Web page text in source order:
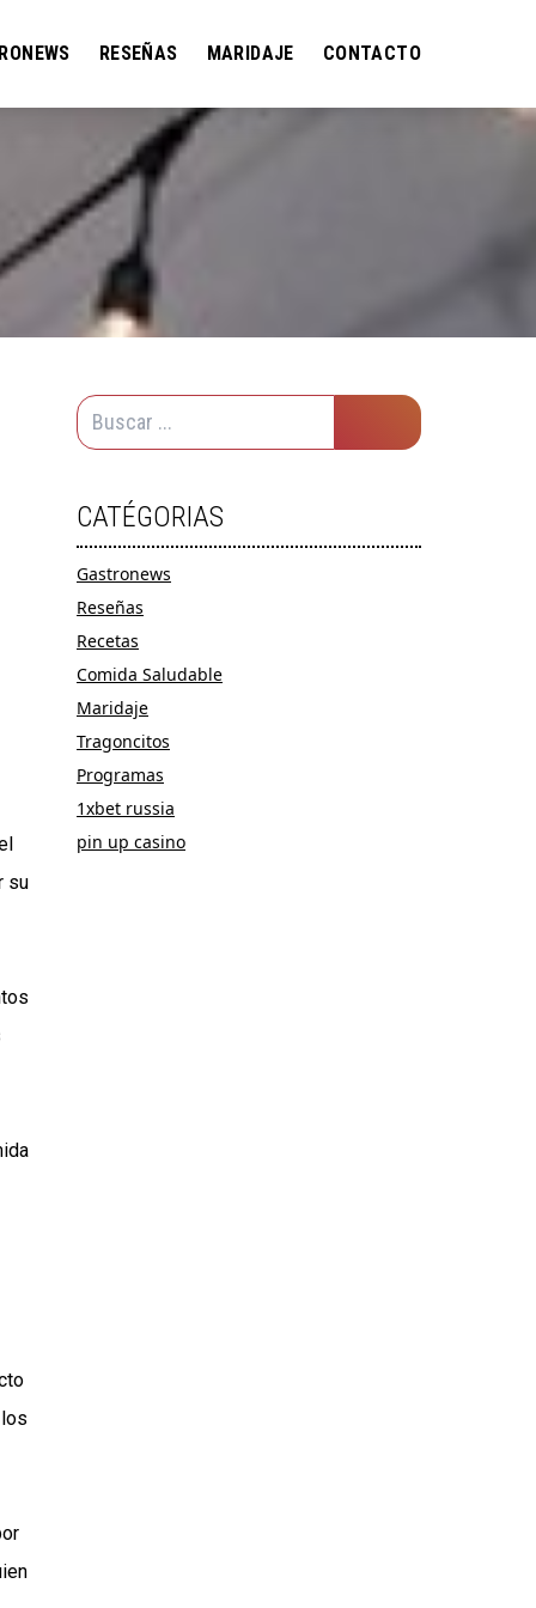
RESEÑAS MARIDAJE CONTACTO
su
CATÉGORIAS
Gastronews
Reseñas
Recetas
Comida Saludable
Maridaje
Tragoncitos
Programas
1xbet russia
pin up casino